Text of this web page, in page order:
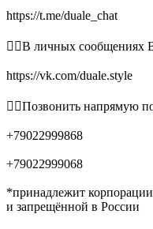
https://t.me/duale_chat
👉🏻В личных
https://vk.com/duale.style
👉🏻Позвонить напрямую
+79022999868
+79022999068
*принадлежит
и запрещённой в России